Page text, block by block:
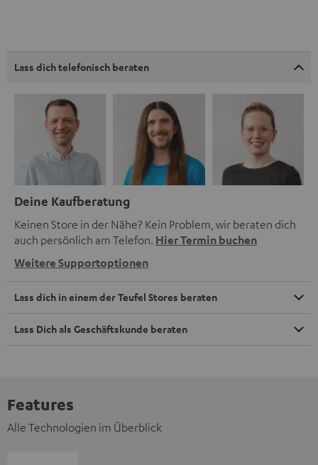
Lass dich telefonisch beraten
Deine Kaufberatung
Keinen Store in der Nähe? Kein Problem, wir beraten dich
auch persönlich am Telefon. Hier Termin buchen
Weitere Supportoptionen
Lass dich in einem der Teufel Stores beraten
Lass Dich als Geschäftskunde beraten
Features
Alle Technologien im Überblick